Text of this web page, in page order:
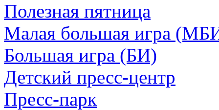
Полезная пятница
Малая большая игра
Большая игра (БИ)
Детский пресс-центр
Пресс-парк